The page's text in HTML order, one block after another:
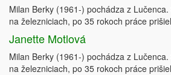
Milan Berky (1961-) pochádza z
na železniciach, po 35 rokoch práce
Janette Motlová
Milan Berky (1961-) pochádza z
na železniciach, po 35 rokoch práce